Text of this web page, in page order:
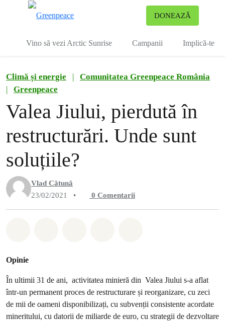
DONEAZĂ
Vino să vezi Arctic Sunrise Campanii Implică-te
Climă și energie |
Comunitatea Greenpeace România
|
Greenpeace
Valea Jiului, pierdută în
restructurări. Unde sunt
soluțiile?
Vlad Cătună
23/02/2021
• 0 Comentarii
Opinie
În ultimii 31 de ani, activitatea minieră din Valea Jiului s-a aflat
într-un permanent proces de restructurare și reorganizare, cu zeci
de mii de oameni disponibilizați, cu subvenții consistente acordate
mineritului, cu datorii de miliarde de euro, cu strategii de dezvoltare